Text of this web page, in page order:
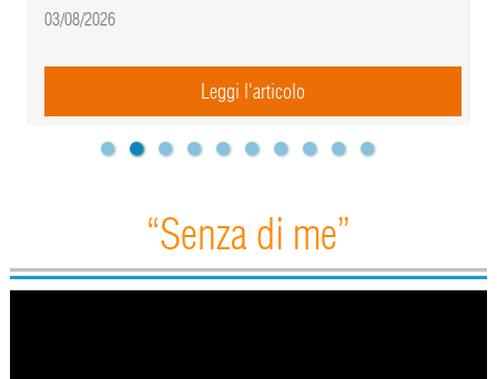
03/08/2026
Leggi l'articolo
“Senza di me”